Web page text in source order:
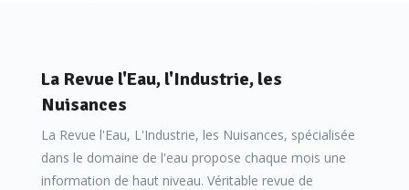
La Revue l'Eau, l'Industrie, les
Nuisances
La Revue l'Eau, L'Industrie, les Nuisances, spécialisée
dans le domaine de l'eau propose chaque mois une
information de haut niveau. Véritable revue de